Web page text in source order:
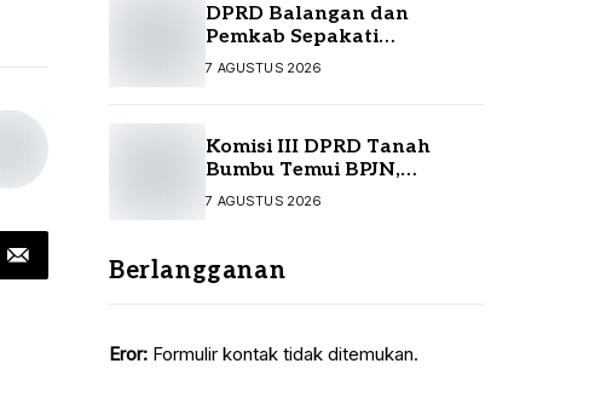
DPRD Balangan dan
Pemkab Sepakati
Perubahan APBD 2026
7 AGUSTUS 2026
Komisi III DPRD Tanah
Bumbu Temui BPJN,
Perjuangkan Sejumlah
7 AGUSTUS 2026
Berlangganan
Eror: Formulir kontak tidak ditemukan.